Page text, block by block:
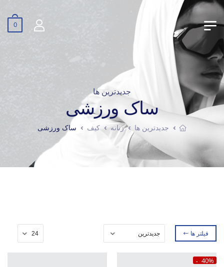
0
جدیدترین ها
ساک ورزشی
جدیدترین ها زنانه کیف ساک ورزشی
فیلتر ها
40%